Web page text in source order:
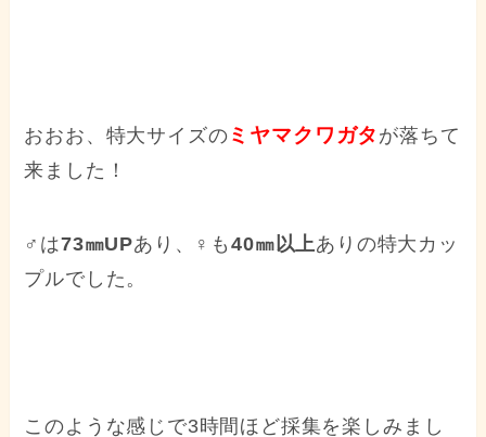
おおお、特大サイズの ミヤマクワガタ が落ちて
来ました！
♂は73㎜UPあり、♀も40㎜以上ありの特大カッ
プルでした。
このような感じで3時間ほど採集を楽しみまし